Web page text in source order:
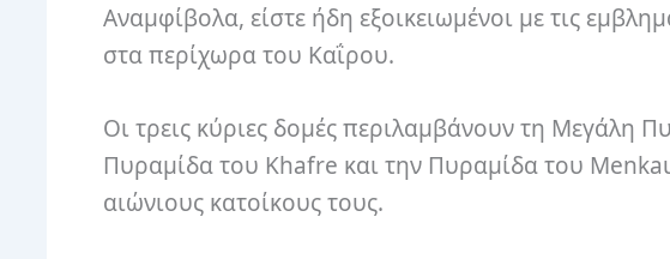
Αναμφίβολα, είστε ήδη εξοικειωμένοι με τις
στα περίχωρα του Καΐρου.
Οι τρεις κύριες δομές περιλαμβάνουν τη Μεγάλη
Πυραμίδα του Khafre και την Πυραμίδα του
αιώνιους κατοίκους τους.